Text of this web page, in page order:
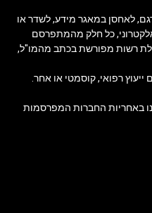
לאחסן במאגר מידע, לשדר או
כל חלק מהמתפרסם
רשות מפורשת בכתב מהמו"ל,
רפואי, קוסמטי או אחר.
באחריות החברות המפרסמות